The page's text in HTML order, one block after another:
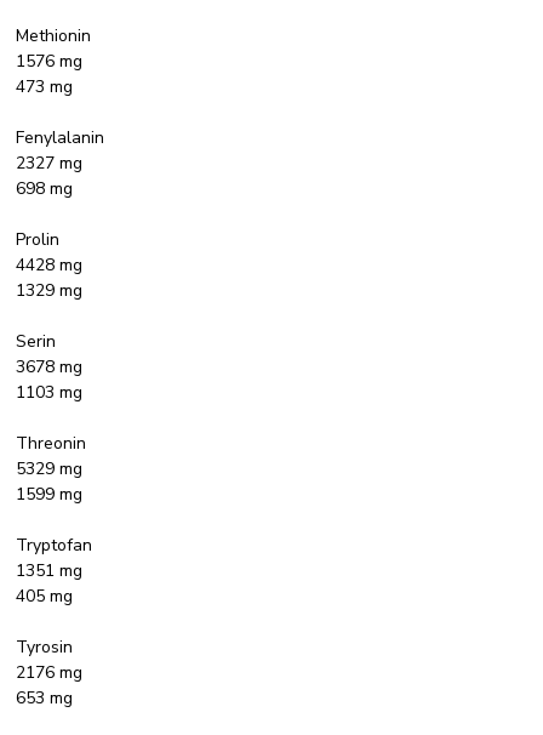
Methionin
1576 mg
473 mg
Fenylalanin
2327 mg
698 mg
Prolin
4428 mg
1329 mg
Serin
3678 mg
1103 mg
Threonin
5329 mg
1599 mg
Tryptofan
1351 mg
405 mg
Tyrosin
2176 mg
653 mg